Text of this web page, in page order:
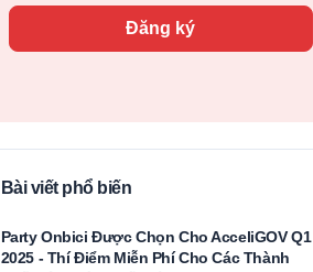
Đăng ký
Bài viết phổ biến
Party Onbici Được Chọn Cho AcceliGOV Q1
2025 - Thí Điểm Miễn Phí Cho Các Thành